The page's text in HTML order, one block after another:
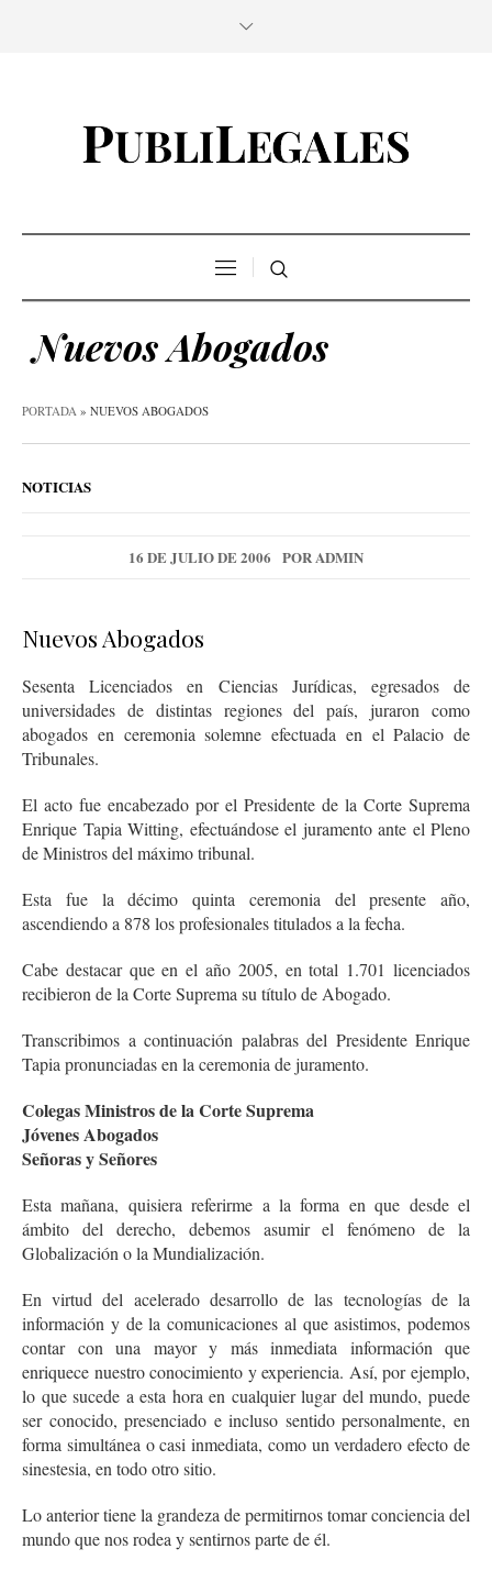
Nuevos Abogados
PORTADA » NUEVOS ABOGADOS
NOTICIAS
16 DE JULIO DE 2006 POR ADMIN
Nuevos Abogados
Sesenta Licenciados en Ciencias Jurídicas, egresados de
universidades de distintas regiones del país, juraron como
abogados en ceremonia solemne efectuada en el Palacio de
Tribunales.
El acto fue encabezado por el Presidente de la Corte Suprema
Enrique Tapia Witting, efectuándose el juramento ante el Pleno
de Ministros del máximo tribunal.
Esta fue la décimo quinta ceremonia del presente año,
ascendiendo a 878 los profesionales titulados a la fecha.
Cabe destacar que en el año 2005, en total 1.701 licenciados
recibieron de la Corte Suprema su título de Abogado.
Transcribimos a continuación palabras del Presidente Enrique
Tapia pronunciadas en la ceremonia de juramento.
Colegas Ministros de la Corte Suprema
Jóvenes Abogados
Señoras y Señores
Esta mañana, quisiera referirme a la forma en que desde el
ámbito del derecho, debemos asumir el fenómeno de la
Globalización o la Mundialización.
En virtud del acelerado desarrollo de las tecnologías de la
información y de la comunicaciones al que asistimos, podemos
contar con una mayor y más inmediata información que
enriquece nuestro conocimiento y experiencia. Así, por ejemplo,
lo que sucede a esta hora en cualquier lugar del mundo, puede
ser conocido, presenciado e incluso sentido personalmente, en
forma simultánea o casi inmediata, como un verdadero efecto de
sinestesia, en todo otro sitio.
Lo anterior tiene la grandeza de permitirnos tomar conciencia del
mundo que nos rodea y sentirnos parte de él.